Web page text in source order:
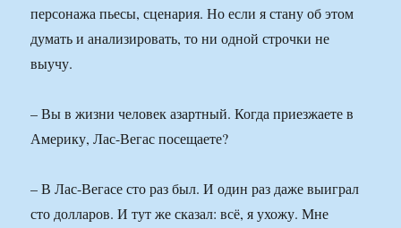
персонажа пьесы, сценария. Но если я стану об этом
думать и анализировать, то ни одной строчки не
выучу.
– Вы в жизни человек азартный. Когда приезжаете в
Америку, Лас-Вегас посещаете?
– В Лас-Вегасе сто раз был. И один раз даже выиграл
сто долларов. И тут же сказал: всё, я ухожу. Мне